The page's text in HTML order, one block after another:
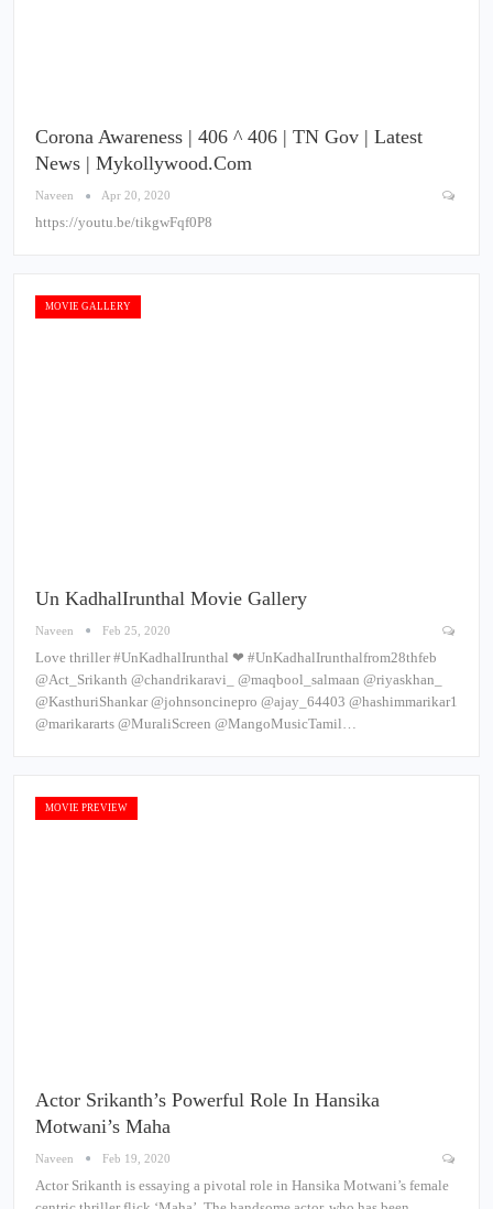
Corona Awareness | 406 ^ 406 | TN Gov | Latest
News | Mykollywood.com
Naveen Apr 20, 2020
https://youtu.be/tikgwFqf0P8
MOVIE GALLERY
Un KadhalIrunthal Movie Gallery
Naveen Feb 25, 2020
Love thriller #UnKadhalIrunthal ❤ #UnKadhalIrunthalfrom28thfeb
@Act_Srikanth @chandrikaravi_ @maqbool_salmaan @riyaskhan_
@KasthuriShankar @johnsoncinepro @ajay_64403 @hashimmarikar1
@marikararts @MuraliScreen @MangoMusicTamil…
MOVIE PREVIEW
Actor Srikanth’s Powerful Role In Hansika
Motwani’s Maha
Naveen Feb 19, 2020
Actor Srikanth is essaying a pivotal role in Hansika Motwani’s female